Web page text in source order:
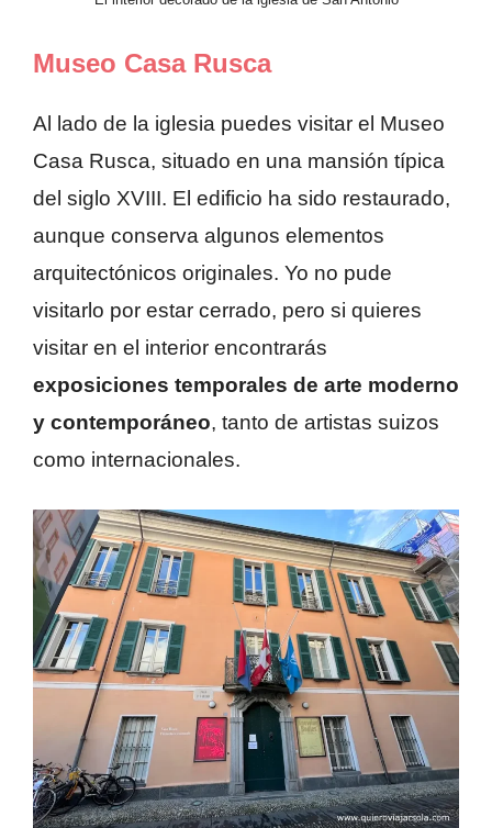
Museo Casa Rusca
Al lado de la iglesia puedes visitar el Museo
Casa Rusca, situado en una mansión típica
del siglo XVIII. El edificio ha sido restaurado,
aunque conserva algunos elementos
arquitectónicos originales. Yo no pude
visitarlo por estar cerrado, pero si quieres
visitar en el interior encontrarás
exposiciones temporales de arte moderno
y contemporáneo, tanto de artistas suizos
como internacionales.